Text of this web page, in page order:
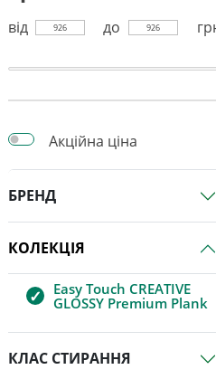
від 926 до 926
Акційна ціна
БРЕНД
КОЛЕКЦІЯ
Easy Touch CREATIVE
GLOSSY Premium Plank
КЛАС СТИРАННЯ